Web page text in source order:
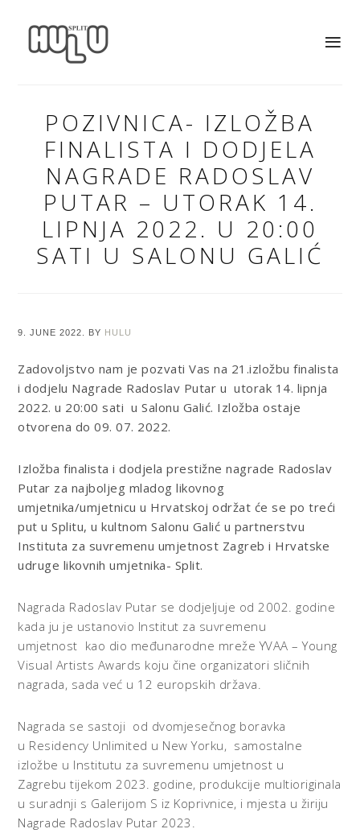
POZIVNICA- IZLOŽBA
FINALISTA I DODJELA
NAGRADE RADOSLAV
PUTAR – UTORAK 14.
LIPNJA 2022. U 20:00
SATI U SALONU GALIĆ
9. JUNE 2022. BY HULU
Zadovoljstvo nam je pozvati Vas na 21.izložbu finalista
i dodjelu Nagrade Radoslav Putar u utorak 14. lipnja
2022. u 20:00 sati u Salonu Galić. Izložba ostaje
otvorena do 09. 07. 2022.
Izložba finalista i dodjela prestižne nagrade Radoslav
Putar za najboljeg mladog likovnog
umjetnika/umjetnicu u Hrvatskoj održat će se po treći
put u Splitu, u kultnom Salonu Galić u partnerstvu
Instituta za suvremenu umjetnost Zagreb i Hrvatske
udruge likovnih umjetnika- Split.
Nagrada Radoslav Putar se dodjeljuje od 2002. godine
kada ju je ustanovio Institut za suvremenu
umjetnost kao dio međunarodne mreže YVAA – Young
Visual Artists Awards koju čine organizatori sličnih
nagrada, sada već u 12 europskih država.
Nagrada se sastoji od dvomjesečnog boravka
u Residency Unlimited u New Yorku, samostalne
izložbe u Institutu za suvremenu umjetnost u
Zagrebu tijekom 2023. godine, produkcije multioriginala
u suradnji s Galerijom S iz Koprivnice, i mjesta u žiriju
Nagrade Radoslav Putar 2023.